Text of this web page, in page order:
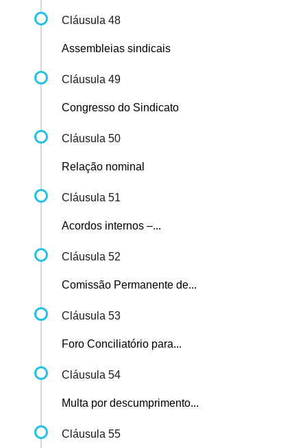
Cláusula 48
Assembleias sindicais
Cláusula 49
Congresso do Sindicato
Cláusula 50
Relação nominal
Cláusula 51
Acordos internos –...
Cláusula 52
Comissão Permanente de...
Cláusula 53
Foro Conciliatório para...
Cláusula 54
Multa por descumprimento...
Cláusula 55